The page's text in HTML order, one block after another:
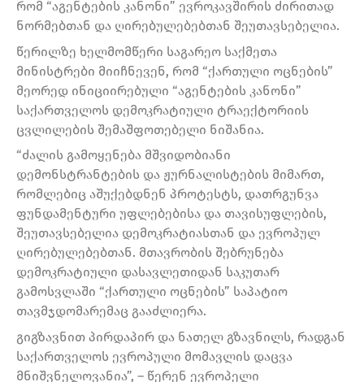
რომ “აგენტების კანონი” ევროკავშირის ძირითად
ნორმებთან და ღირებულებებთან შეუთავსებელია.
წერილზე ხელმომწერი საგარეო საქმეთა
მინისტრები მიიჩნევენ, რომ “ქართული ოცნების”
მეორედ ინიციირებული “აგენტების კანონი”
საქართველოს დემოკრატიული ტრაექტორიის
ცვლილების შემაშფოთებელი ნიშანია.
“ძალის გამოყენება მშვიდობიანი
დემონსტრანტების და ჟურნალისტების მიმართ,
რომლებიც აშუქებდნენ პროტესტს, დათრგუნვა
ფუნდამენტური უფლებებისა და თავისუფლების,
შეუთავსებელია დემოკრატიასთან და ევროპულ
ღირებულებებთან. მთავრობის შებრუნება
დემოკრატიული დასავლეთიდან საკუთარ
გამოსვლაში “ქართული ოცნების” საპატიო
თავმჯდომარემაც გააძლიერა.
გიგზავნით პირდაპირ და ნათელ გზავნილს, რადგან
საქართველოს ევროპული მომავლის დაცვა
მნიშვნელოვანია”, – წერენ ევროპელი